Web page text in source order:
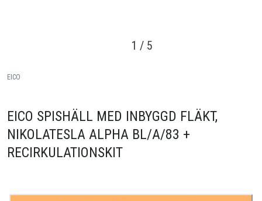
1 / 5
EICO
EICO SPISHÄLL MED INBYGGD FLÄKT,
NIKOLATESLA ALPHA BL/A/83 +
RECIRKULATIONSKIT